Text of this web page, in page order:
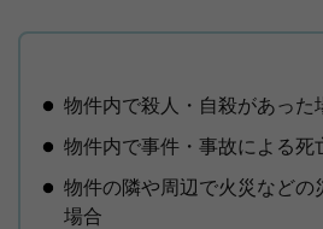
物件内で殺人・自殺があった
物件内で事件・事故による死
物件の隣や周辺で火災などの
場合